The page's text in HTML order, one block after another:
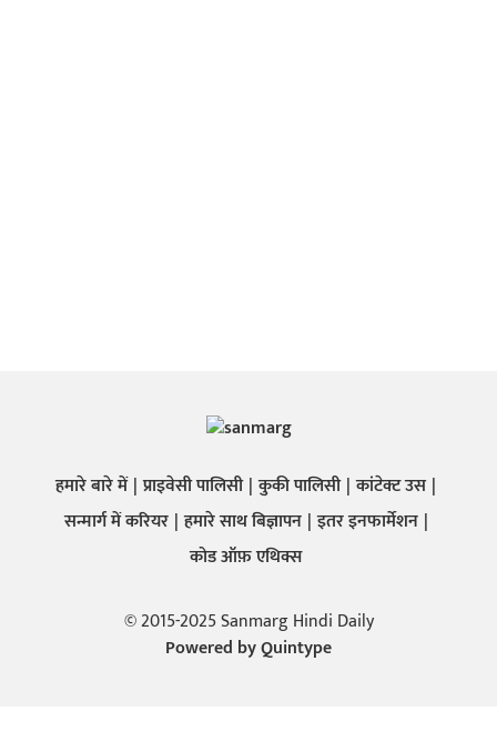
हमारे बारे में प्राइवेसी पालिसी कुकी पालिसी कांटेक्ट उस
सन्मार्ग में करियर हमारे साथ बिज्ञापन इतर इनफार्मेशन
कोड ऑफ़ एथिक्स
© 2015-2025 Sanmarg Hindi Daily
Powered byQuintype